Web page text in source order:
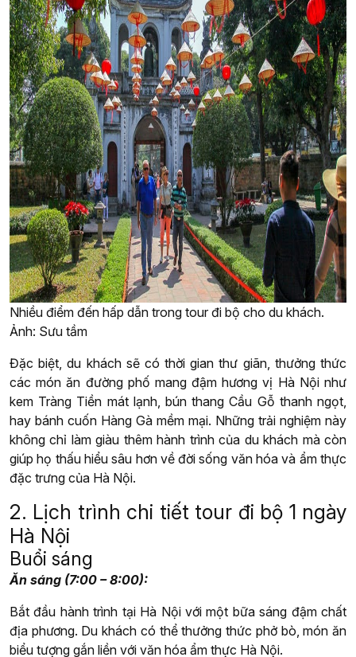
Nhiều điểm đến hấp dẫn trong tour đi bộ cho du khách.
Ảnh: Sưu tầm
Đặc biệt, du khách sẽ có thời gian thư giãn, thưởng thức
các món ăn đường phố mang đậm hương vị Hà Nội như
kem Tràng Tiền mát lạnh, bún thang Cầu Gỗ thanh ngọt,
hay bánh cuốn Hàng Gà mềm mại. Những trải nghiệm này
không chỉ làm giàu thêm hành trình của du khách mà còn
giúp họ thấu hiểu sâu hơn về đời sống văn hóa và ẩm thực
đặc trưng của Hà Nội.
2. Lịch trình chi tiết tour đi bộ 1 ngày
Hà Nội
Buổi sáng
Ăn sáng (7:00 – 8:00):
Bắt đầu hành trình tại Hà Nội với một bữa sáng đậm chất
địa phương. Du khách có thể thưởng thức phở bò, món ăn
biểu tượng gắn liền với văn hóa ẩm thực Hà Nội.